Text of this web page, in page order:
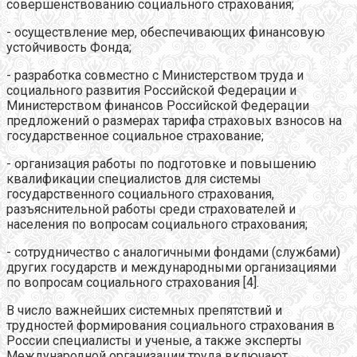
совершенствованию социального страхования;
- осуществление мер, обеспечивающих финансовую
устойчивость Фонда;
- разработка совместно с Министерством труда и
социального развития Российской Федерации и
Министерством финансов Российской Федерации
предложений о размерах тарифа страховых взносов на
государственное социальное страхование;
- организация работы по подготовке и повышению
квалификации специалистов для системы
государственного социального страхования,
разъяснительной работы среди страхователей и
населения по вопросам социального страхования;
- сотрудничество с аналогичными фондами (службами)
других государств и международными организациями
по вопросам социального страхования [4].
В число важнейших системных препятствий и
трудностей формирования социального страхования в
России специалисты и ученые, а также эксперты